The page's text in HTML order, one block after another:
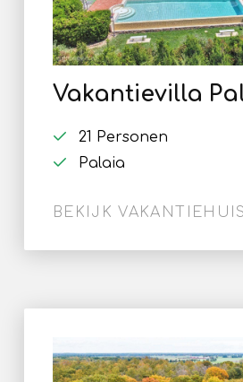
Vakantievilla
21 Personen
Palaia
BEKIJK VAKANTIEHUIS